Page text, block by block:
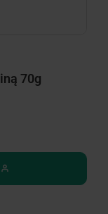
70g